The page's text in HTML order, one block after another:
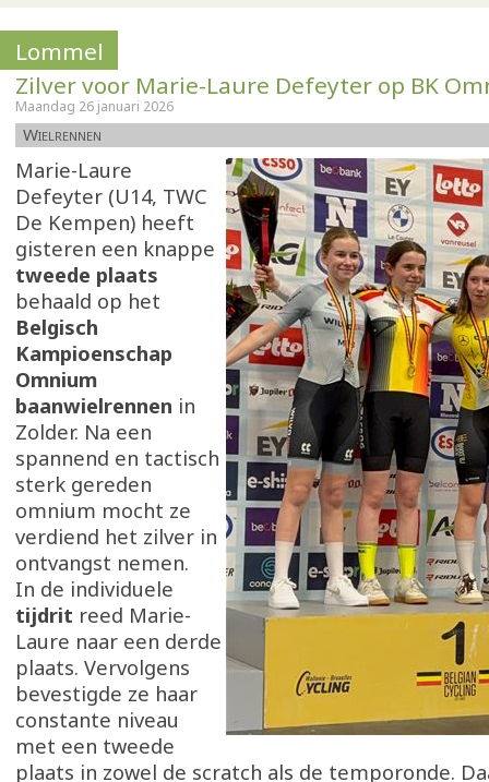
Lommel
Zilver voor Marie-Laure Defeyter op BK
Maandag 26 januari 2026
Wielrennen
Marie-Laure
Defeyter (U14, TWC
De Kempen) heeft
gisteren een knappe
tweede plaats
behaald op het
Belgisch
Kampioenschap
Omnium
baanwielrennen in
Zolder. Na een
spannend en tactisch
sterk gereden
omnium mocht ze
verdiend het zilver in
ontvangst nemen.
In de individuele
tijdrit reed Marie-
Laure naar een derde
plaats. Vervolgens
bevestigde ze haar
constante niveau
met een tweede
plaats in zowel de scratch als de temporonde.